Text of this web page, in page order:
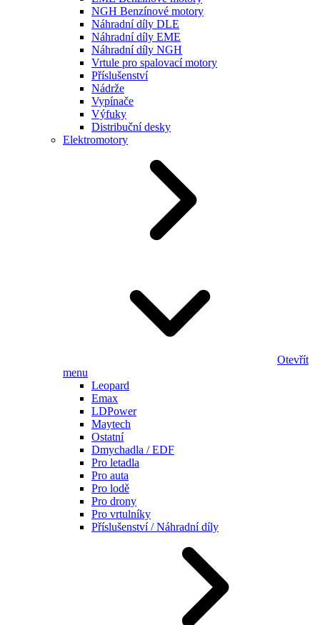
NGH Benzínové motory
Náhradní díly DLE
Náhradní díly EME
Náhradní díly NGH
Vrtule pro spalovací motory
Příslušenství
Nádrže
Vypínače
Výfuky
Distribuční desky
Elektromotory
Otevřít
menu
Leopard
Emax
LDPower
Maytech
Ostatní
Dmychadla / EDF
Pro letadla
Pro auta
Pro lodě
Pro drony
Pro vrtulníky
Příslušenství / Náhradní díly